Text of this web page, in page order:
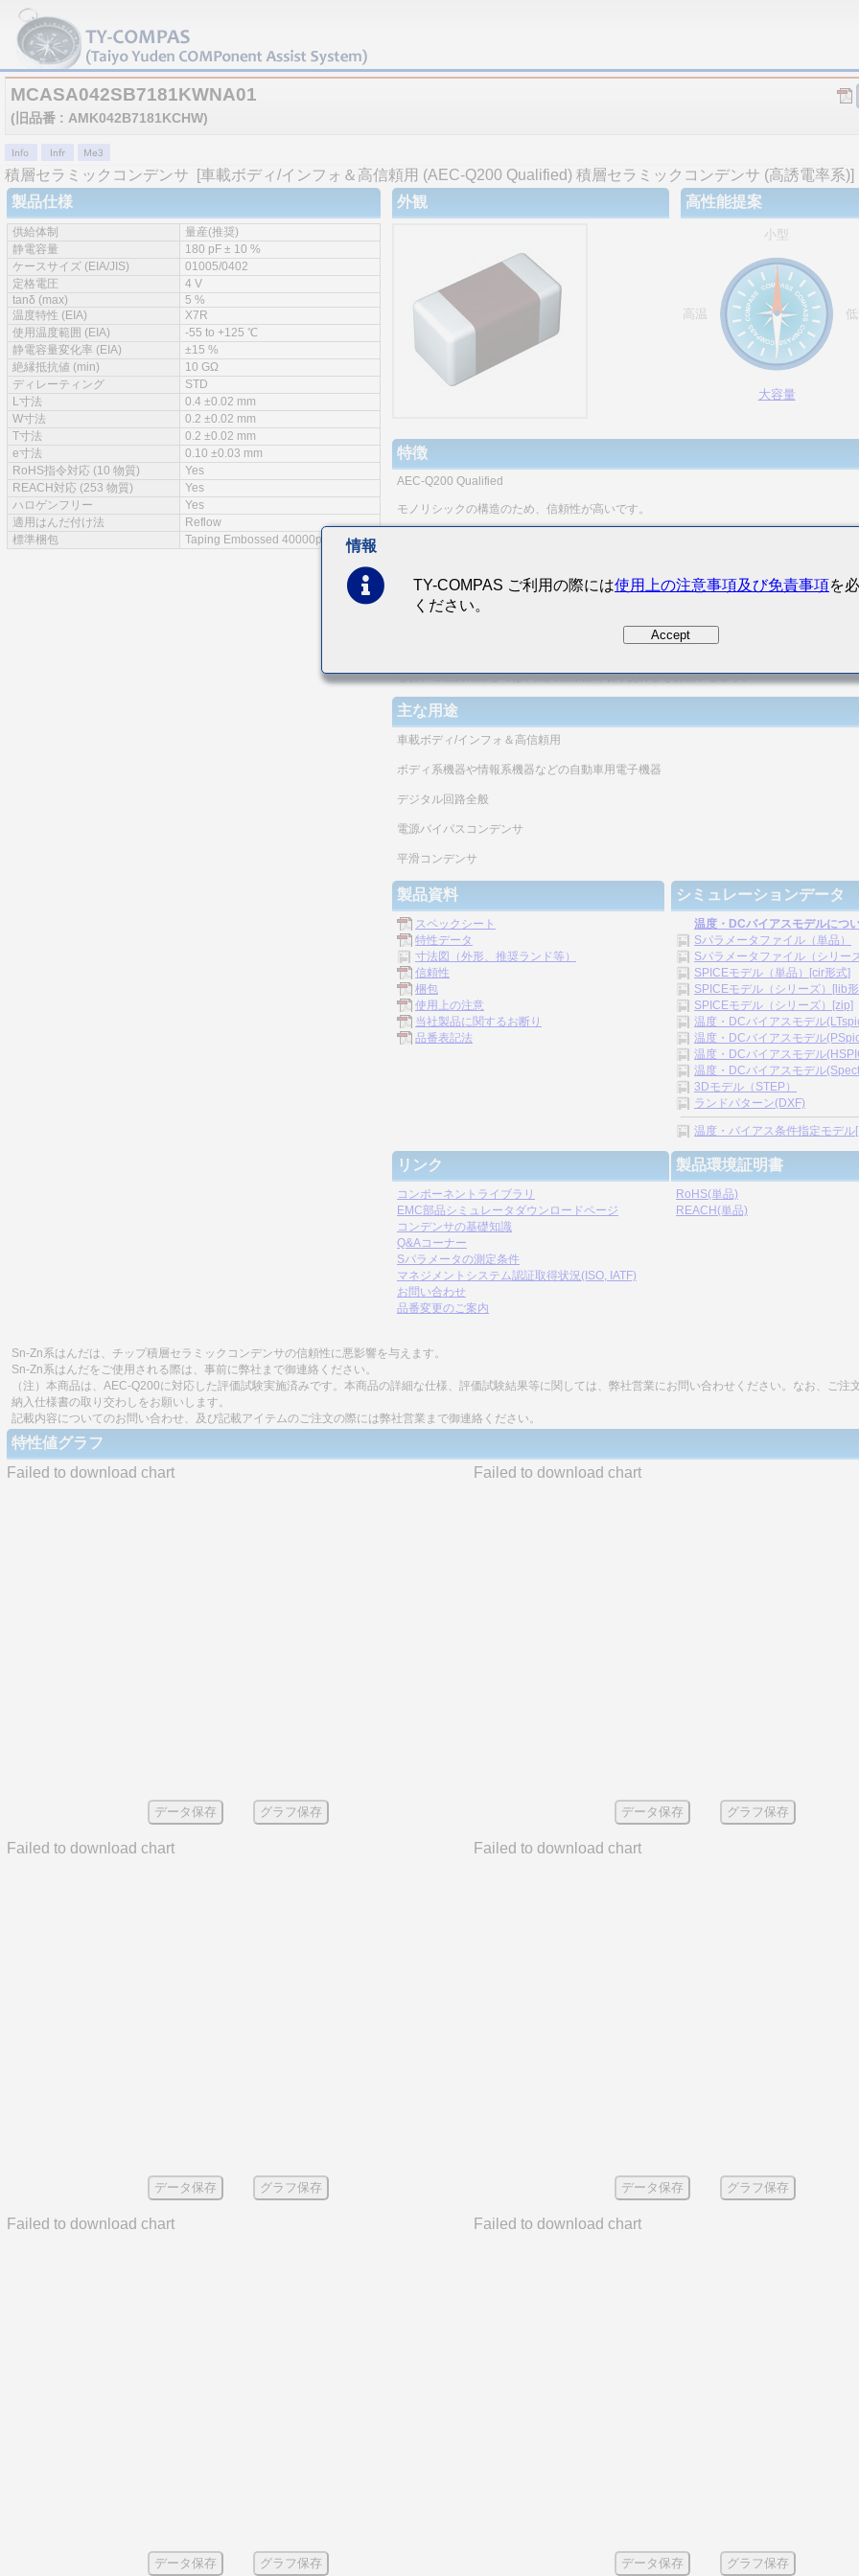
MCASA042SB7181KWNA01
(旧品番 : AMK042B7181KCHW)
積層セラミックコンデンサ
[車載ボディ/インフォ＆高信頼用 (AEC-Q200 Qualified) 積層セラミックコンデンサ (高誘電率系)]
製品仕様
供給体制
量産(推奨)
静電容量
180 pF ± 10 %
ケースサイズ (EIA/JIS)
01005/0402
定格電圧
4 V
tanδ (max)
5 %
温度特性 (EIA)
X7R
使用温度範囲 (EIA)
-55 to +125 ℃
静電容量変化率 (EIA)
±15 %
絶縁抵抗値 (min)
10 GΩ
ディレーティング
STD
L寸法
0.4 ±0.02 mm
W寸法
0.2 ±0.02 mm
T寸法
0.2 ±0.02 mm
e寸法
0.10 ±0.03 mm
RoHS指令対応 (10 物質)
Yes
REACH対応 (253 物質)
Yes
ハロゲンフリー
Yes
適用はんだ付け法
Reflow
標準梱包
Taping Embossed 40000pcs
外観 高性能提案
小型
高温
大容量
特徴
AEC-Q200 Qualified
モノリシックの構造のため、信頼性が高いです。
耐熱性にすぐれ、マイグレーションもほとんど発生せず、高い信頼性を示します。
等価直列抵抗(ESR)が小さく、ノイズ吸収性にすぐれています。
（注）本商品は、AEC-Q200に対応した評価試験実施済みです。
なお、ご注文に際しては、納入仕様書の取り交わしをお願いします。
主な用途
車載ボディ/インフォ＆高信頼用
ボディ系機器や情報系機器などの自動車用電子機器
デジタル回路全般
電源バイパスコンデンサ
平滑コンデンサ
製品資料
スペックシート
特性データ
寸法図（外形、推奨ランド等）
信頼性
梱包
使用上の注意
当社製品に関するお断り
品番表記法
シミュレーションデータ
温度・DCバイアスモデルにつ
Sパラメータファイル（単品）
Sパラメータファイル（シリー
SPICEモデル（単品）[cir形式]
SPICEモデル（シリーズ）[lib
SPICEモデル（シリーズ）[zip]
温度・DCバイアスモデル
温度・DCバイアスモデル
温度・DCバイアスモデル
温度・DCバイアスモデル
3Dモデル（STEP）
ランドパターン(DXF)
温度・バイアス条件指定モデル
リンク
コンポーネントライブラリ
EMC部品シミュレータダウンロードページ
コンデンサの基礎知識
Q&Aコーナー
Sパラメータの測定条件
マネジメントシステム認証取得状況(ISO, IATF)
お問い合わせ
品番変更のご案内
製品環境証明書
RoHS(単品)
REACH(単品)
Sn-Zn系はんだは、チップ積層セラミックコンデンサの信頼性に悪影響を与えます。
Sn-Zn系はんだをご使用される際は、事前に弊社まで御連絡ください。
（注）本商品は、AEC-Q200に対応した評価試験実施済みです。本商品の詳細な仕様、評価試験結果等に関しては、弊社営業にお問い合わせください。なお、ご注
納入仕様書の取り交わしをお願いします。
記載内容についてのお問い合わせ、及び記載アイテムのご注文の際には弊社営業まで御連絡ください。
特性値グラフ
Failed to download chart
データ保存 グラフ保存
Failed to download chart
データ保存 グラフ保存
Failed to download chart
データ保存 グラフ保存
Failed to download chart
データ保存 グラフ保存
Failed to download chart
データ保存 グラフ保存
Failed to download chart
データ保存 グラフ保存
情報
TY-COMPAS ご利用の際には使用上の注意事項及び免責事項を
ください。
Accept